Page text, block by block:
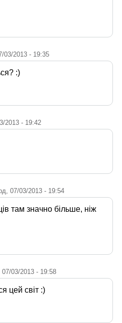
03/2013 - 19:35
:)
2013 - 19:42
07/03/2013 - 19:54
там значно більше, ніж
03/2013 - 19:58
цей світ :)